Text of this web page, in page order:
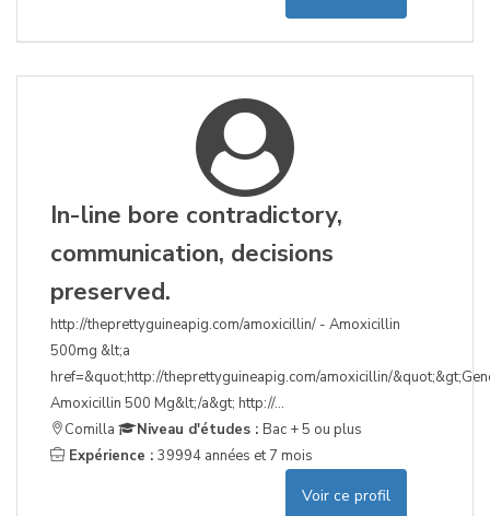
In-line bore contradictory,
communication, decisions
preserved.
http://theprettyguineapig.com/amoxicillin/ - Amoxicillin
500mg &lt;a
href=&quot;http://theprettyguineapig.com/amoxicillin/
Amoxicillin 500 Mg&lt;/a&gt; http://...
Comilla
Niveau d'études : Bac + 5 ou plus
Expérience : 39994 années et 7 mois
Voir ce profil